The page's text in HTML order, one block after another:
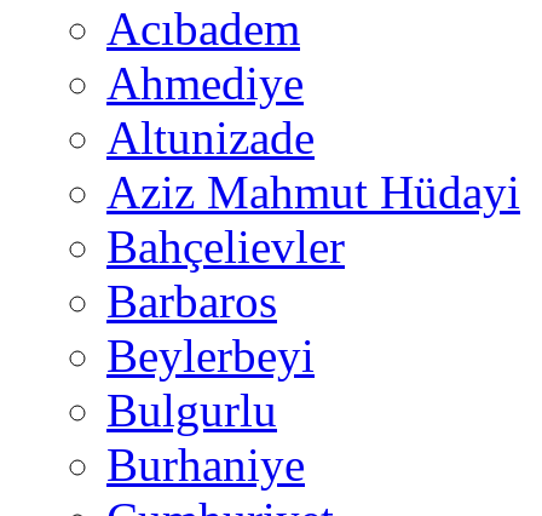
Acıbadem
Ahmediye
Altunizade
Aziz Mahmut Hüdayi
Bahçelievler
Barbaros
Beylerbeyi
Bulgurlu
Burhaniye